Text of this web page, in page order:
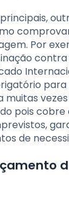
Por
para
pois cobre
de